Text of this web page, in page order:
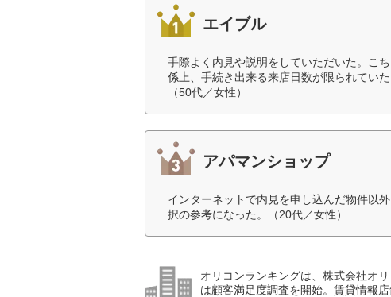
エイブル
手際よく内見や説明をしていただいた。こ
係上、手続き出来る来店日数が限られてい
（50代／女性）
アパマンショップ
インターネットで内見を申し込んだ物件以
択の参考になった。（20代／女性）
オリコンランキングは、株式会社オ
は顧客満足度調査を開始。賃貸情報